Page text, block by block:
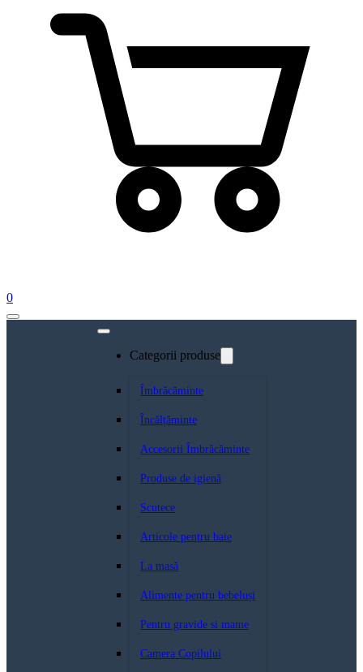
0
Categorii produse
Îmbrăcăminte
Încălțăminte
Accesorii Îmbrăcăminte
Produse de igienă
Scutece
Articole pentru baie
La masă
Alimente pentru bebeluși
Pentru gravide si mame
Camera Copilului